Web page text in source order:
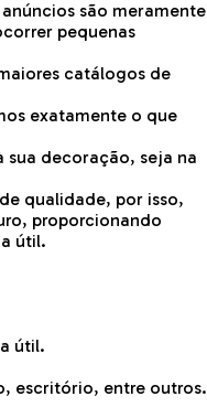
são meramente
pequenas
catálogos de
exatamente o que
decoração, seja na
qualidade, por isso,
proporcionando
útil.
útil.
escritório, entre outros.